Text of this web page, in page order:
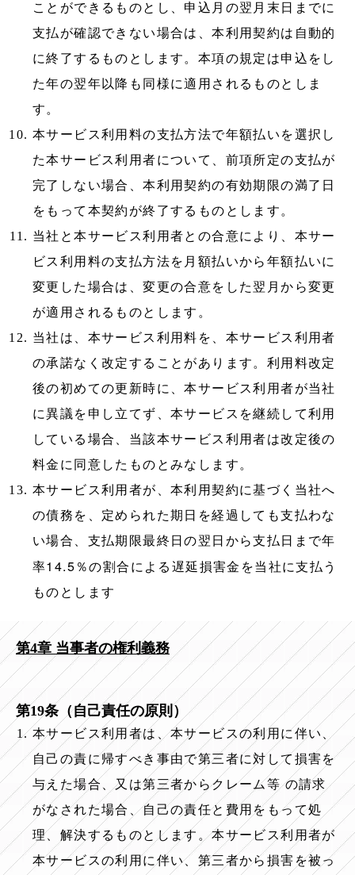
ことができるものとし、申込月の翌月末日までに
支払が確認できない場合は、本利用契約は自動的
に終了するものとします。本項の規定は申込をし
た年の翌年以降も同様に適用されるものとしま
す。
本サービス利用料の支払方法で年額払いを選択し
た本サービス利用者について、前項所定の支払が
完了しない場合、本利用契約の有効期限の満了日
をもって本契約が終了するものとします。
当社と本サービス利用者との合意により、本サー
ビス利用料の支払方法を月額払いから年額払いに
変更した場合は、変更の合意をした翌月から変更
が適用されるものとします。
当社は、本サービス利用料を、本サービス利用者
の承諾なく改定することがあります。利用料改定
後の初めての更新時に、本サービス利用者が当社
に異議を申し立てず、本サービスを継続して利用
している場合、当該本サービス利用者は改定後の
料金に同意したものとみなします。
本サービス利用者が、本利用契約に基づく当社へ
の債務を、定められた期日を経過しても支払わな
い場合、支払期限最終日の翌日から支払日まで年
率14.5 ％の割合による遅延損害金を当社に支払う
ものとします
第4章 当事者の権利義務
第19条（自己責任の原則）
本サービス利用者は、本サービスの利用に伴い、
自己の責に帰すべき事由で第三者に対して損害を
与えた場合、又は第三者からクレーム等 の請求
がなされた場合、自己の責任と費用をもって処
理、解決するものとします。本サービス利用者が
本サービスの利用に伴い、第三者から損害を被っ